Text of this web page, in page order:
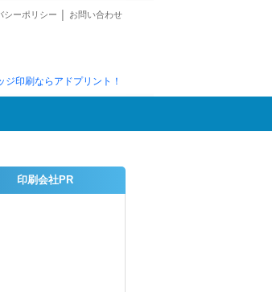
シーポリシー お問い合わせ
印刷ならアドプリント！
印刷会社PR